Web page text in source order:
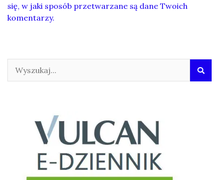
się, w jaki sposób przetwarzane są dane Twoich
komentarzy.